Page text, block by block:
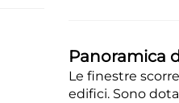
Panoramica
Le finestre
edifici. Sono